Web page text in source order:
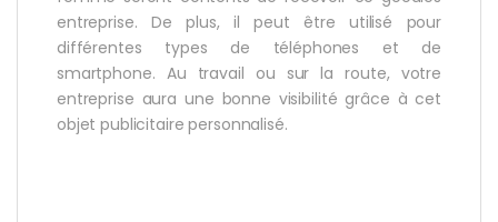
entreprise. De plus, il peut être utilisé pour
différentes types de téléphones et de
smartphone. Au travail ou sur la route, votre
entreprise aura une bonne visibilité grâce à cet
objet publicitaire personnalisé.